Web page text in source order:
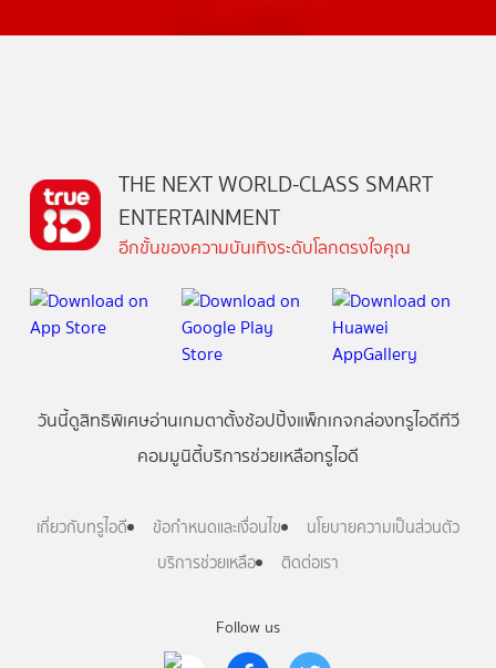
Follow us
THE NEXT WORLD-CLASS SMART
ENTERTAINMENT
อีกขั้นของความบันเทิงระดับโลกตรงใจคุณ
วันนี้ดูสิทธิพิเศษอ่านเกมตาตั้งช้อปปิ้งแพ็กเกจกล่องทรูไอดีทีวี
คอมมูนิตี้บริการช่วยเหลือทรูไอดี
เกี่ยวกับทรูไอดี ข้อกำหนดและเงื่อนไข
นโยบายความเป็นส่วนตัว
บริการช่วยเหลือ
ติดต่อเรา